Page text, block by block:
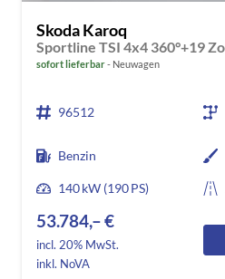
Skoda Karoq
sofort lieferbar Neuwagen
96512
Benzin
140 kW (190 PS)
53.784,– €
incl. 20% MwSt.
inkl. NoVA